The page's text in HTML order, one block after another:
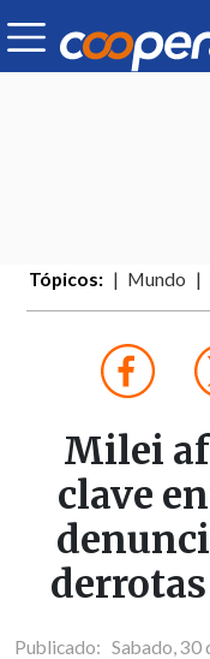
Tópicos: Mundo
Milei
clave
Publicado: Sabado, 30